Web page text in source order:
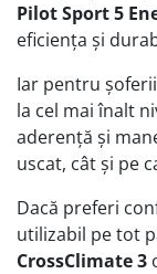
Pilot Sport 5
eficiența și
Iar pentru
la cel mai înalt
aderență și
uscat, cât și pe
Dacă preferi
utilizabil pe tot
CrossClimate 3